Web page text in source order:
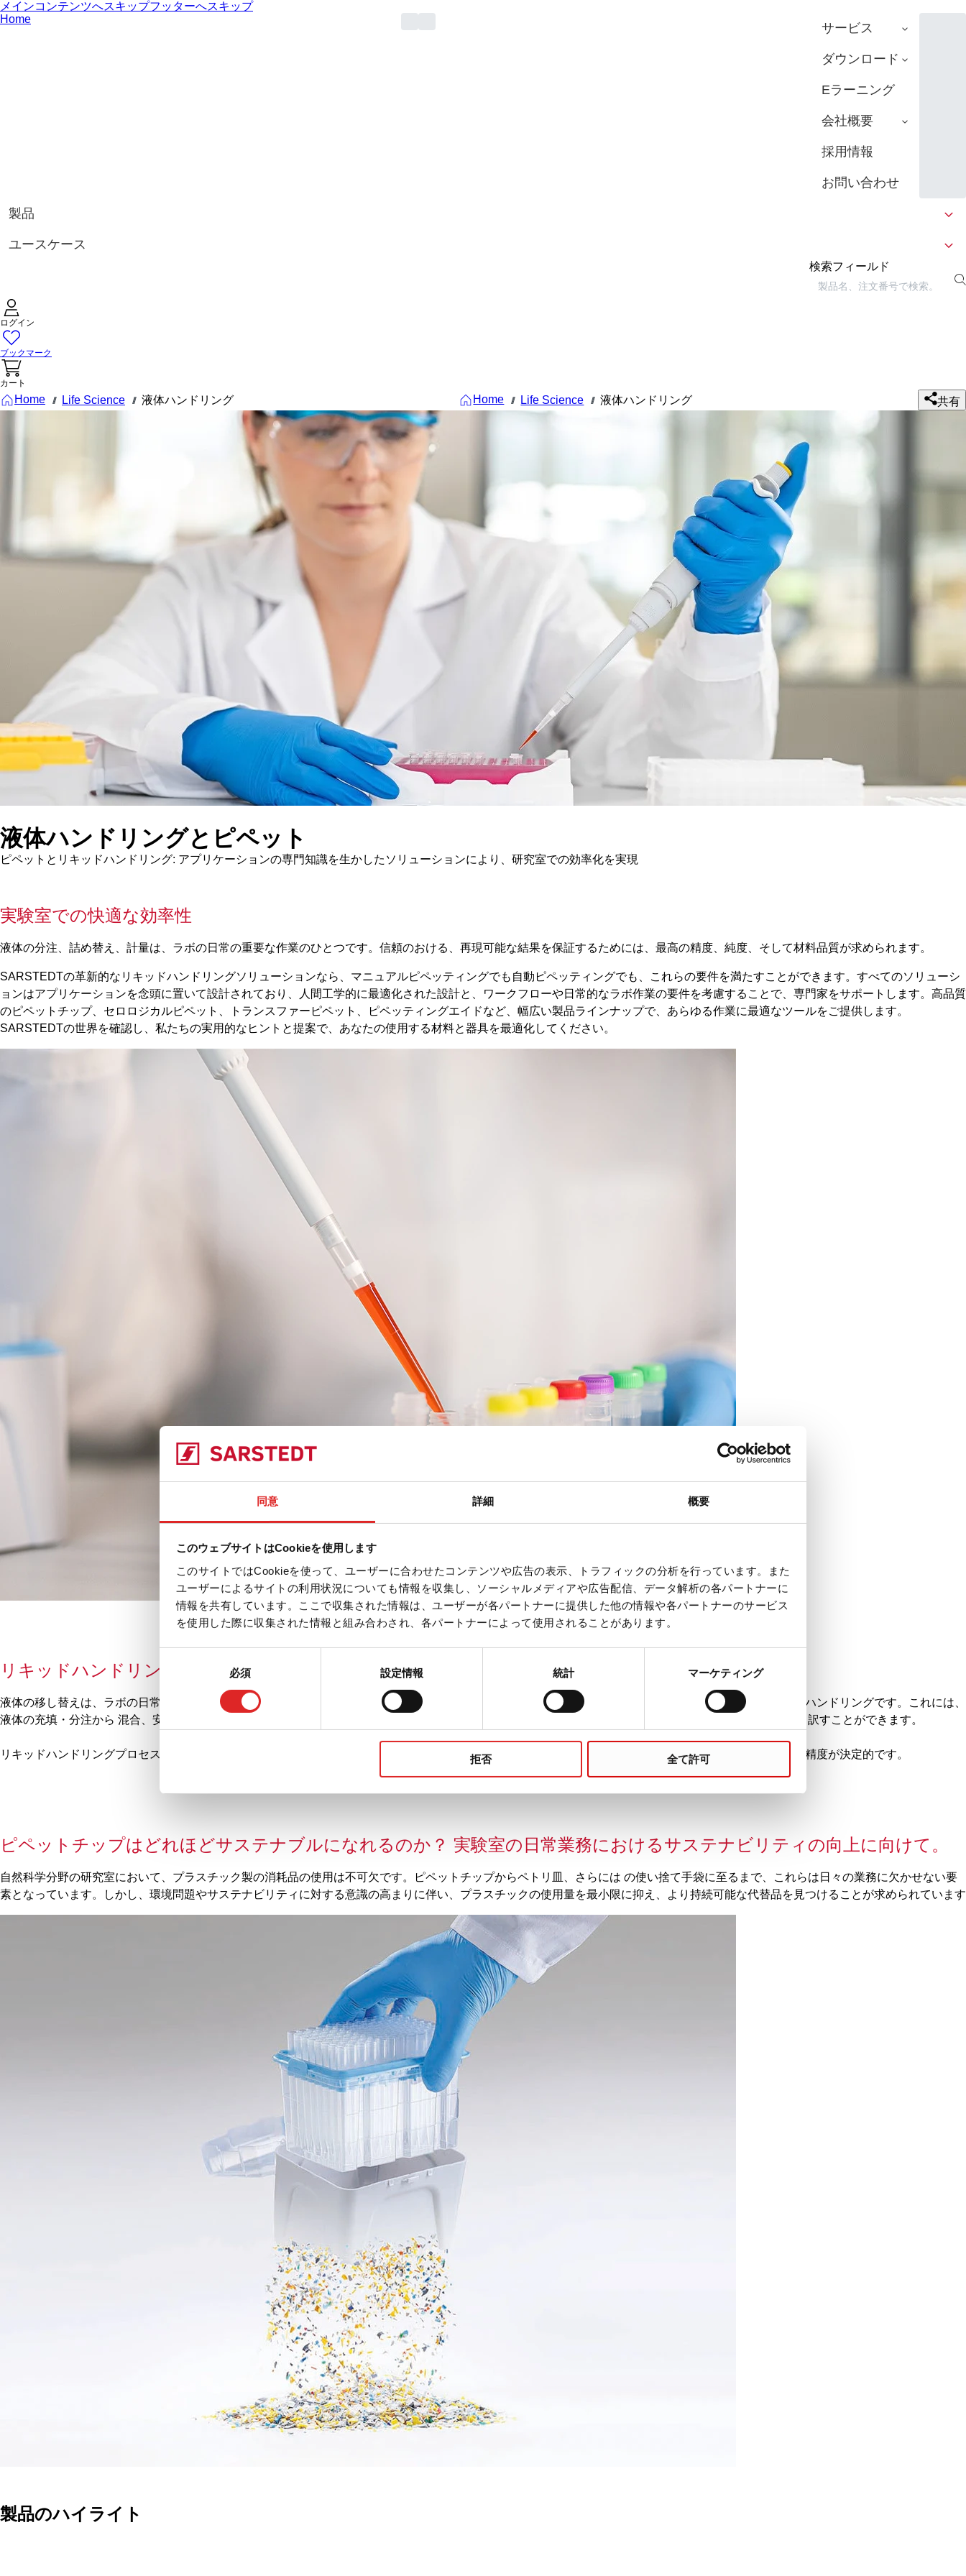
同意 詳細 概要
このウェブサイトはCookieを使用します
このサイトではCookieを使って、ユーザーに合わせたコンテンツや広告の表示、トラフィックの分析を行っています。また
ユーザーによるサイトの利用状況についても情報を収集し、ソーシャルメディアや広告配信、データ解析の各パートナーに
情報を共有しています。ここで収集された情報は、ユーザーが各パートナーに提供した他の情報や各パートナーのサービス
を使用した際に収集された情報と組み合わされ、各パートナーによって使用されることがあります。
意
択
必須 設定情報 統計 マーケティング
拒否 全て許可
メインコンテンツへスキップフッターへスキップ
Home
サービス
ダウンロード
Eラーニング
会社概要
採用情報
お問い合わせ
製品
ユースケース
検索フィールド
ログイン
ブックマーク
カート
Home /// Life Science /// 液体ハンドリング Home /// Life Science /// 液体ハンドリング 共有
液体ハンドリングとピペット
ピペットとリキッドハンドリング: アプリケーションの専門知識を生かしたソリューションにより、研究室での効率化を実現
実験室での快適な効率性
液体の分注、詰め替え、計量は、ラボの日常の重要な作業のひとつです。信頼のおける、再現可能な結果を保証するためには、最高の精度、純度、そして材料品質が求められます。
SARSTEDTの革新的なリキッドハンドリングソリューションなら、マニュアルピペッティングでも自動ピペッティングでも、これらの要件を満たすことができます。すべてのソリューシ
ョンはアプリケーションを念頭に置いて設計されており、人間工学的に最適化された設計と、ワークフローや日常的なラボ作業の要件を考慮することで、専門家をサポートします。高品質
のピペットチップ、セロロジカルピペット、トランスファーピペット、ピペッティングエイドなど、幅広い製品ラインナップで、あらゆる作業に最適なツールをご提供します。
SARSTEDTの世界を確認し、私たちの実用的なヒントと提案で、あなたの使用する材料と器具を最適化してください。
リキッドハンドリング
液体の移し替えは、ラボの日常の作業の不可欠な部分です。まさにこのラボ技術のコアコンピタンスを表しているのが、英語から借用された概念、リキッドハンドリングです。これには、
液体の充填・分注から 混合、安全な輸送に至るまで、考えられるすべての作業工程が含まれます。文字通り、リキッドハンドリングは「液体の取り扱い」と訳すことができます。
リキッドハンドリングプロセスの間の手順が正しいことを保証するためには、リキッドの正しい分注と、ピペットやピペットチップなどの使用材料の品質と精度が決定的です。
ピペットチップはどれほどサステナブルになれるのか？ 実験室の日常業務におけるサステナビリティの向上に向けて。
自然科学分野の研究室において、プラスチック製の消耗品の使用は不可欠です。ピペットチップからペトリ皿、さらには の使い捨て手袋に至るまで、これらは日々の業務に欠かせない要
素となっています。しかし、環境問題やサステナビリティに対する意識の高まりに伴い、プラスチックの使用量を最小限に抑え、より持続可能な代替品を見つけることが求められています
製品のハイライト